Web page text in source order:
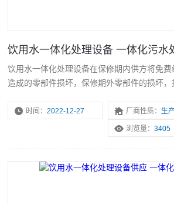
饮用水一体化处理设备 一体化污水
饮用水一体化处理设备在保修期内供方将免
造成的零部件损坏，保修期外零部件的损坏
本价计。
时间：2022-12-27 厂商性质： 生
浏览量： 3405